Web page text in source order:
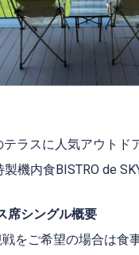
ラスに人気アウトド
機内食BISTRO de
席シングル概要
をご希望の場合は食